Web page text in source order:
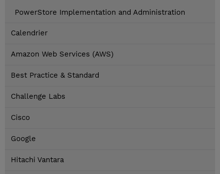
PowerStore Implementation and Administration
Calendrier
Amazon Web Services (AWS)
Best Practice & Standard
Challenge Labs
Cisco
Google
Hitachi Vantara